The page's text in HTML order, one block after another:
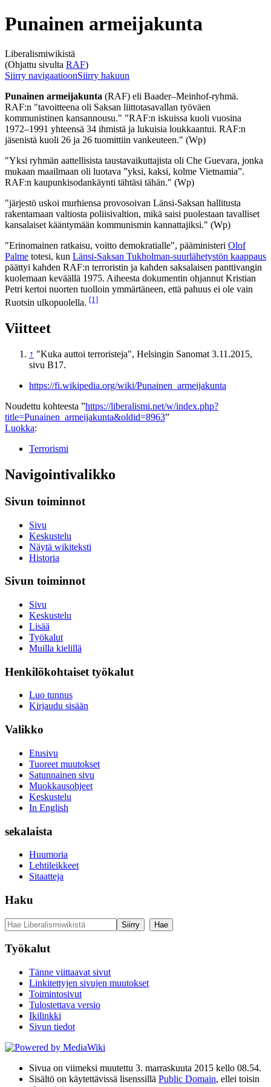
Punainen armeijakunta
Liberalismiwikistä
(Ohjattu sivulta RAF)
Siirry navigaatioonSiirry hakuun
Punainen armeijakunta (RAF) eli Baader–Meinhof-ryhmä.
RAF:n "tavoitteena oli Saksan liittotasavallan työväen
kommunistinen kansannousu." "RAF:n iskuissa kuoli vuosina
1972–1991 yhteensä 34 ihmistä ja lukuisia loukkaantui. RAF:n
jäsenistä kuoli 26 ja 26 tuomittiin vankeuteen." (Wp)
"Yksi ryhmän aattellisista taustavaikuttajista oli Che Guevara, jonka
mukaan maailmaan oli luotava ”yksi, kaksi, kolme Vietnamia”.
RAF:n kaupunkisodankäynti tähtäsi tähän." (Wp)
"järjestö uskoi murhiensa provosoivan Länsi-Saksan hallitusta
rakentamaan valtiosta poliisivaltion, mikä saisi puolestaan tavalliset
kansalaiset kääntymään kommunismin kannattajiksi." (Wp)
"Erinomainen ratkaisu, voitto demokratialle", pääministeri Olof
Palme totesi, kun Länsi-Saksan Tukholman-suurlähetystön kaappaus
päättyi kahden RAF:n terroristin ja kahden saksalaisen panttivangin
kuolemaan keväällä 1975. Aiheesta dokumentin ohjannut Kristian
Petri kertoi nuorten tuolloin ymmärtäneen, että pahuus ei ole vain
Ruotsin ulkopuolella. [1]
Viitteet
↑ "Kuka auttoi terroristeja", Helsingin Sanomat 3.11.2015,
sivu B17.
https://fi.wikipedia.org/wiki/Punainen_armeijakunta
Noudettu kohteesta ”https://liberalismi.net/w/index.php?
title=Punainen_armeijakunta&oldid=8963”
Luokka:
Terrorismi
Navigointivalikko
Sivun toiminnot
Sivu
Keskustelu
Näytä wikiteksti
Historia
Sivun toiminnot
Sivu
Keskustelu
Lisää
Työkalut
Muilla kielillä
Henkilökohtaiset työkalut
Luo tunnus
Kirjaudu sisään
Valikko
Etusivu
Tuoreet muutokset
Satunnainen sivu
Muokkausohjeet
Keskustelu
In English
sekalaista
Huumoria
Lehtileikkeet
Sitaatteja
Haku
Työkalut
Tänne viittaavat sivut
Linkitettyjen sivujen muutokset
Toimintosivut
Tulostettava versio
Ikilinkki
Sivun tiedot
Sivua on viimeksi muutettu 3. marraskuuta 2015 kello 08.54.
Sisältö on käytettävissä lisenssillä Public Domain, ellei toisin